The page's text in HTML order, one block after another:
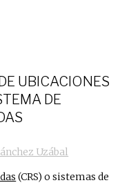
UBICACIONES
DE
Uzábal
(CRS) o sistemas de